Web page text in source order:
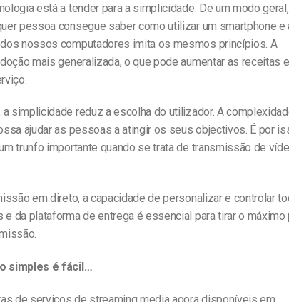
está a tender para a simplicidade. De um modo
pessoa consegue saber como utilizar um smartphone e
nossos computadores imita os mesmos princípios. A
mais generalizada, o que pode aumentar as receitas
simplicidade reduz a escolha do utilizador. A
ajudar as pessoas a atingir os seus objectivos. É por
trunfo importante quando se trata de transmissão de
em direto, a capacidade de personalizar e controlar
da plataforma de entrega é essencial para tirar o máximo
simples é fácil…